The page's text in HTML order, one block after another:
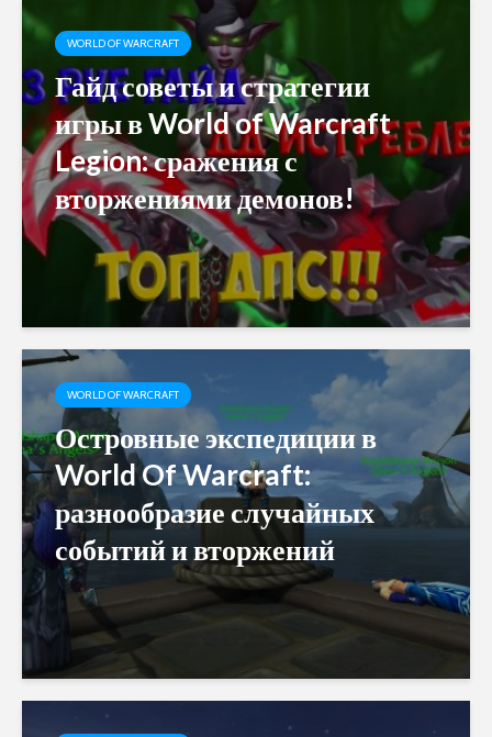
WORLD OF WARCRAFT
Гайд советы и стратегии
игры в World of Warcraft
Legion: сражения с
вторжениями демонов!
WORLD OF WARCRAFT
Островные экспедиции в
World Of Warcraft:
разнообразие случайных
событий и вторжений